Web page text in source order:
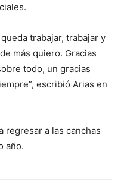
trabajar, trabajar y
más quiero. Gracias
todo, un gracias
escribió Arias en
regresar a las canchas
año.